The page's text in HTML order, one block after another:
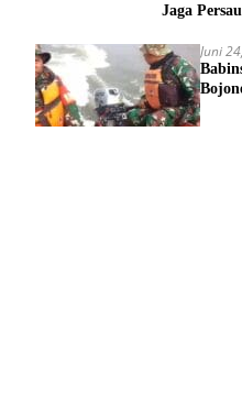
Jaga
Kwamki
Juni